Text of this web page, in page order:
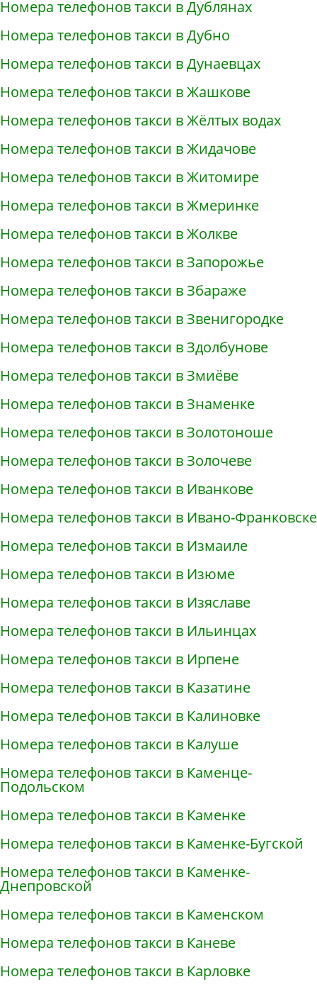
Номера телефонов такси в Дублянах
Номера телефонов такси в Дубно
Номера телефонов такси в Дунаевцах
Номера телефонов такси в Жашкове
Номера телефонов такси в Жёлтых водах
Номера телефонов такси в Жидачове
Номера телефонов такси в Житомире
Номера телефонов такси в Жмеринке
Номера телефонов такси в Жолкве
Номера телефонов такси в Запорожье
Номера телефонов такси в Збараже
Номера телефонов такси в Звенигородке
Номера телефонов такси в Здолбунове
Номера телефонов такси в Змиёве
Номера телефонов такси в Знаменке
Номера телефонов такси в Золотоноше
Номера телефонов такси в Золочеве
Номера телефонов такси в Иванкове
Номера телефонов такси в Ивано-Франковске
Номера телефонов такси в Измаиле
Номера телефонов такси в Изюме
Номера телефонов такси в Изяславе
Номера телефонов такси в Ильинцах
Номера телефонов такси в Ирпене
Номера телефонов такси в Казатине
Номера телефонов такси в Калиновке
Номера телефонов такси в Калуше
Номера телефонов такси в Каменце-
Подольском
Номера телефонов такси в Каменке
Номера телефонов такси в Каменке-Бугской
Номера телефонов такси в Каменке-
Днепровской
Номера телефонов такси в Каменском
Номера телефонов такси в Каневе
Номера телефонов такси в Карловке